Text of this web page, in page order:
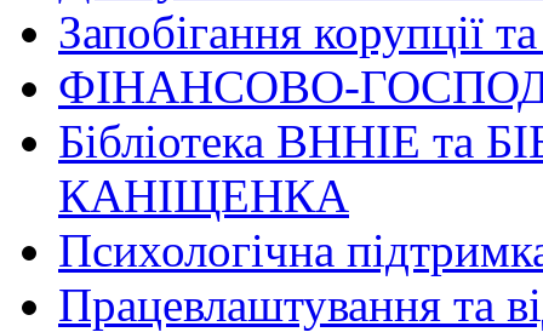
Запобігання корупції
ФІНАНСОВО-
Бібліотека ВННІЕ та
КАНІЩЕНКА
Психологічна
Працевлаштування та